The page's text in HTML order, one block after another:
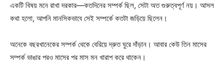
একটি বিষয় মনে রাখা দরকার—কতদিনের সম্পর্ক ছিল, সেটা অত গুরুত্বপূর্ণ নয়। আসল
কথা হলো, আপনি মানসিকভাবে সেই সম্পর্কে কতটা জড়িয়ে ছিলেন।
অনেকে বছরখানেকের সম্পর্ক থেকে বেরিয়ে দ্রুত ঘুরে দাঁড়ান। আবার কেউ তিন মাসের
সম্পর্ক ভাঙার পরও মাসের পর মাস মন খারাপ করে থাকেন।